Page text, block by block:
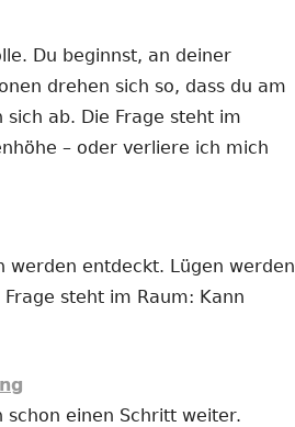
Du beginnst, an deiner
drehen sich so, dass du am
sich ab. Die Frage steht im
– oder verliere ich mich
werden entdeckt. Lügen werden
steht im Raum: Kann
schon einen Schritt weiter.